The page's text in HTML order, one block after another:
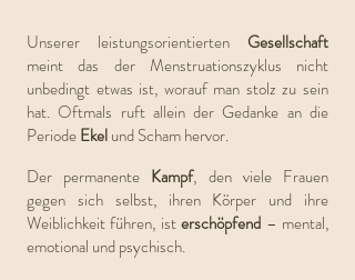
Unserer leistungsorientierten Gesellschaft
meint das der Menstruationszyklus nicht
unbedingt etwas ist, worauf man stolz zu sein
hat. Oftmals ruft allein der Gedanke an die
PeriodeEkelund Scham hervor.
Der permanente Kampf, den viele Frauen
gegen sich selbst, ihren Körper und ihre
Weiblichkeit führen, isterschöpfend – mental,
emotional und psychisch.